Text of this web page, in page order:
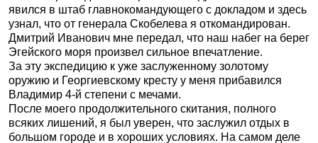
явился в штаб главнокомандующего с докладом и здесь
узнал, что от генерала Скобелева я откомандирован.
Дмитрий Иванович мне передал, что наш набег на берег
Эгейского моря произвел сильное впечатление.
За эту экспедицию к уже заслуженному золотому
оружию и Георгиевскому кресту у меня прибавился
Владимир 4-й степени с мечами.
После моего продолжительного скитания, полного
всяких лишений, я был уверен, что заслужил отдых в
большом городе и в хороших условиях. На самом деле